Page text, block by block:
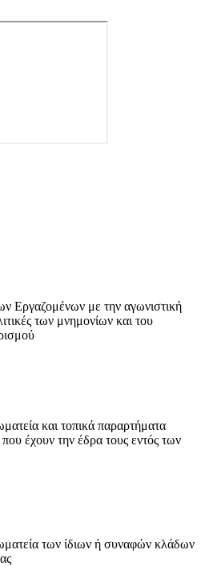
Εργαζομένων με την αγωνιστική
των μνημονίων και του
και τοπικά παραρτήματα
έχουν την έδρα τους εντός των
των ίδιων ή συναφών κλάδων